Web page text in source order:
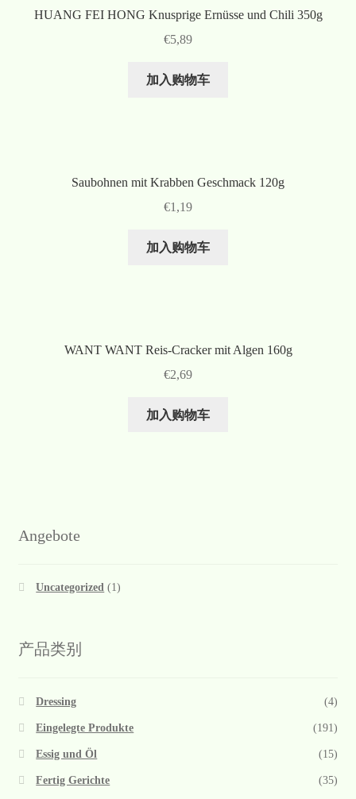
HUANG FEI HONG Knusprige Ernüsse und Chili 350g
€5,89
加入购物车
Saubohnen mit Krabben Geschmack 120g
€1,19
加入购物车
WANT WANT Reis-Cracker mit Algen 160g
€2,69
加入购物车
Angebote
Uncategorized (1)
产品类别
Dressing (4)
Eingelegte Produkte (191)
Essig und Öl (15)
Fertig Gerichte (35)